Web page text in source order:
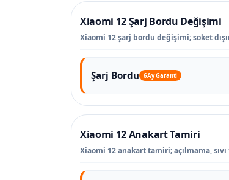
Xiaomi 12 Şarj Bordu Değişimi
Xiaomi 12 şarj bordu değişimi; soket
Şarj Bordu 6 Ay Garanti
Xiaomi 12 Anakart Tamiri
Xiaomi 12 anakart tamiri; açılmama,